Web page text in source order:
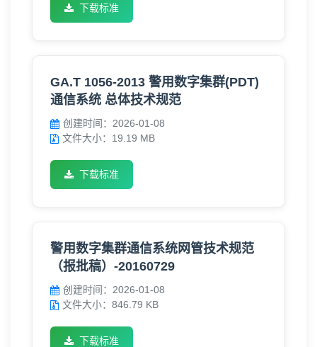
下载标准
GA.T 1056-2013 警用数字集群(PDT)
通信系统 总体技术规范
创建时间：2026-01-08
文件大小：19.19 MB
下载标准
警用数字集群通信系统网管技术规范
（报批稿）-20160729
创建时间：2026-01-08
文件大小：846.79 KB
下载标准